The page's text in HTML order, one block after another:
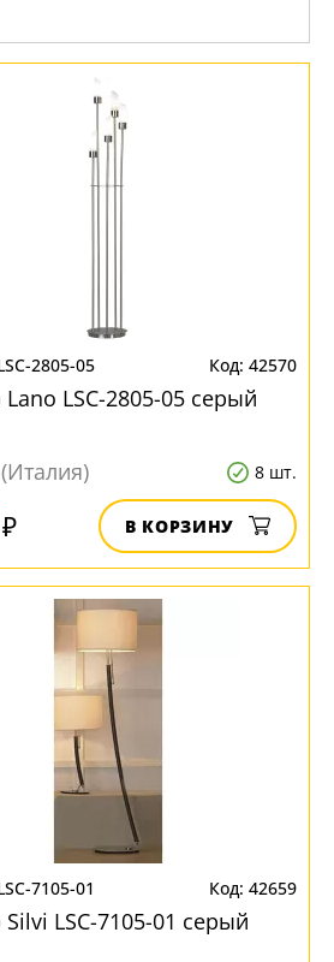
2805-05 42570
LSC-2805-05 серый
8 шт.
В КОРЗИНУ
7105-01 42659
LSC-7105-01 серый